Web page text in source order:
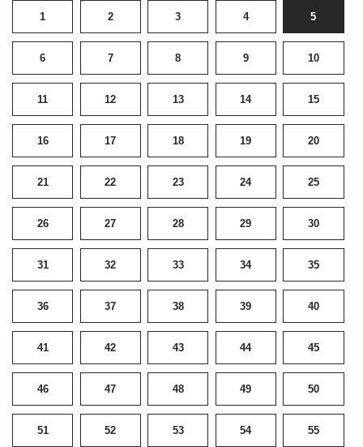
1 2 3 4 5
6 7 8 9 10
11 12 13 14 15
16 17 18 19 20
21 22 23 24 25
26 27 28 29 30
31 32 33 34 35
36 37 38 39 40
41 42 43 44 45
46 47 48 49 50
51 52 53 54 55